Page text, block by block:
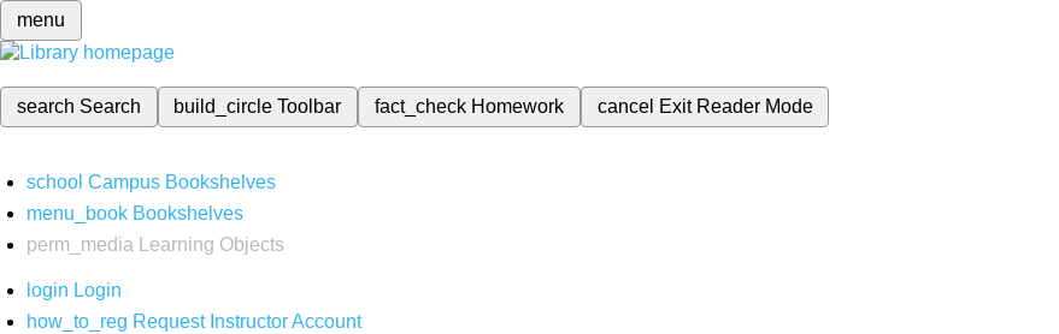
menu
search Search build_circleToolbar fact_check Homework cancel Exit Reader Mode
school Campus Bookshelves
menu_book Bookshelves
perm_media
Learning Objects
login Login
how_to_reg Request Instructor Account